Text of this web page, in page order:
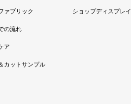
ァブリック
の流れ
ア
カットサンプル
ショップディスプレイ